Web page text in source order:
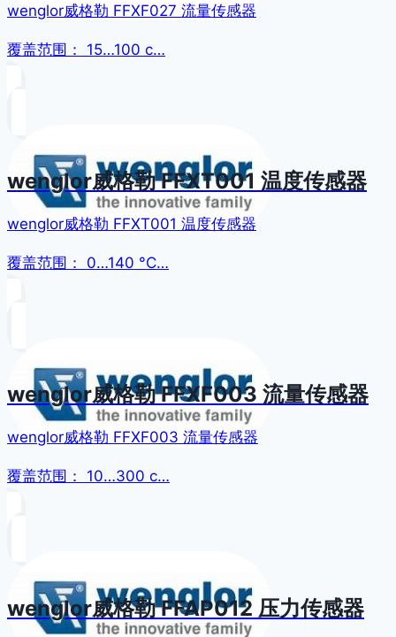
wenglor威格勒 FFXF027 流量传感器
覆盖范围： 15…100 c…
wenglor威格勒 FFXT001 温度传感器
wenglor威格勒 FFXT001 温度传感器
覆盖范围： 0…140 °C…
wenglor威格勒 FFXF003 流量传感器
wenglor威格勒 FFXF003 流量传感器
覆盖范围： 10…300 c…
wenglor威格勒 FFAP012 压力传感器